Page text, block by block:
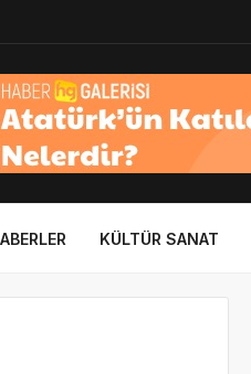
KÜLTÜR SANAT